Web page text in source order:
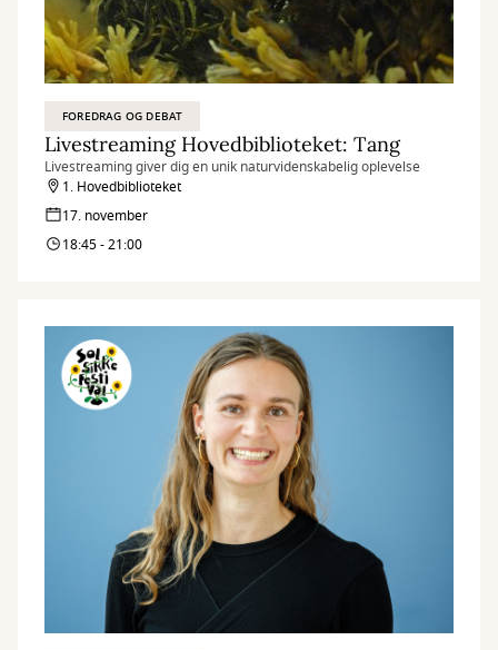
FOREDRAG OG DEBAT
Livestreaming Hovedbiblioteket: Tang
Livestreaming giver dig en unik naturvidenskabelig oplevelse
1. Hovedbiblioteket
17. november
18:45 - 21:00